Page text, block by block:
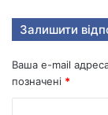
Залишити
Ваша e-mail
позначені *